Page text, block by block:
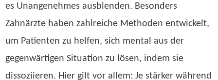
es Unangenehmes ausblenden. Besonders
Zahnärzte haben zahlreiche Methoden entwickelt,
um Patienten zu helfen, sich mental aus der
gegenwärtigen Situation zu lösen, indem sie
dissoziieren. Hier gilt vor allem: Je stärker während